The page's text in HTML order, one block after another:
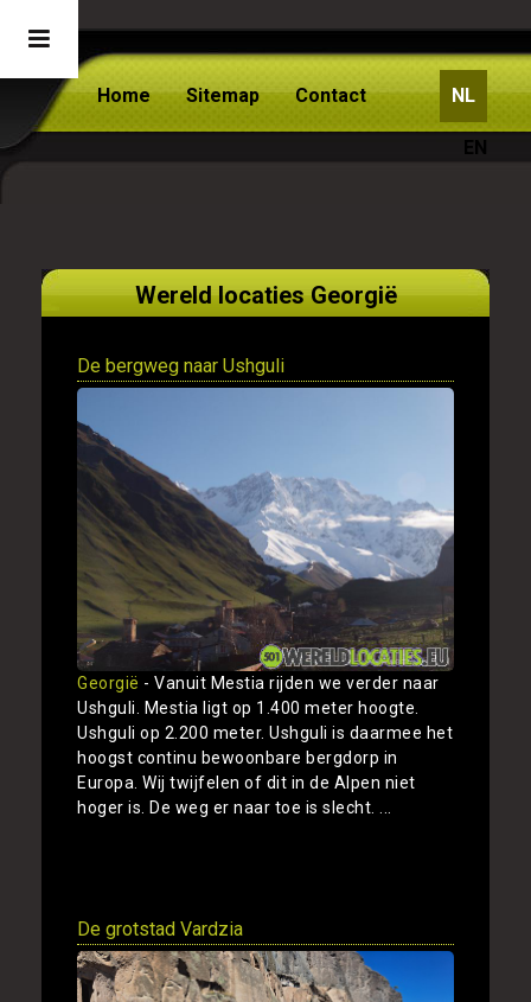
Home Sitemap Contact NL
EN
Wereld locaties Georgië
De bergweg naar Ushguli
Georgië - Vanuit Mestia rijden we verder naar
Ushguli. Mestia ligt op 1.400 meter hoogte.
Ushguli op 2.200 meter. Ushguli is daarmee het
hoogst continu bewoonbare bergdorp in
Europa. Wij twijfelen of dit in de Alpen niet
hoger is. De weg er naar toe is slecht. ...
De grotstad Vardzia